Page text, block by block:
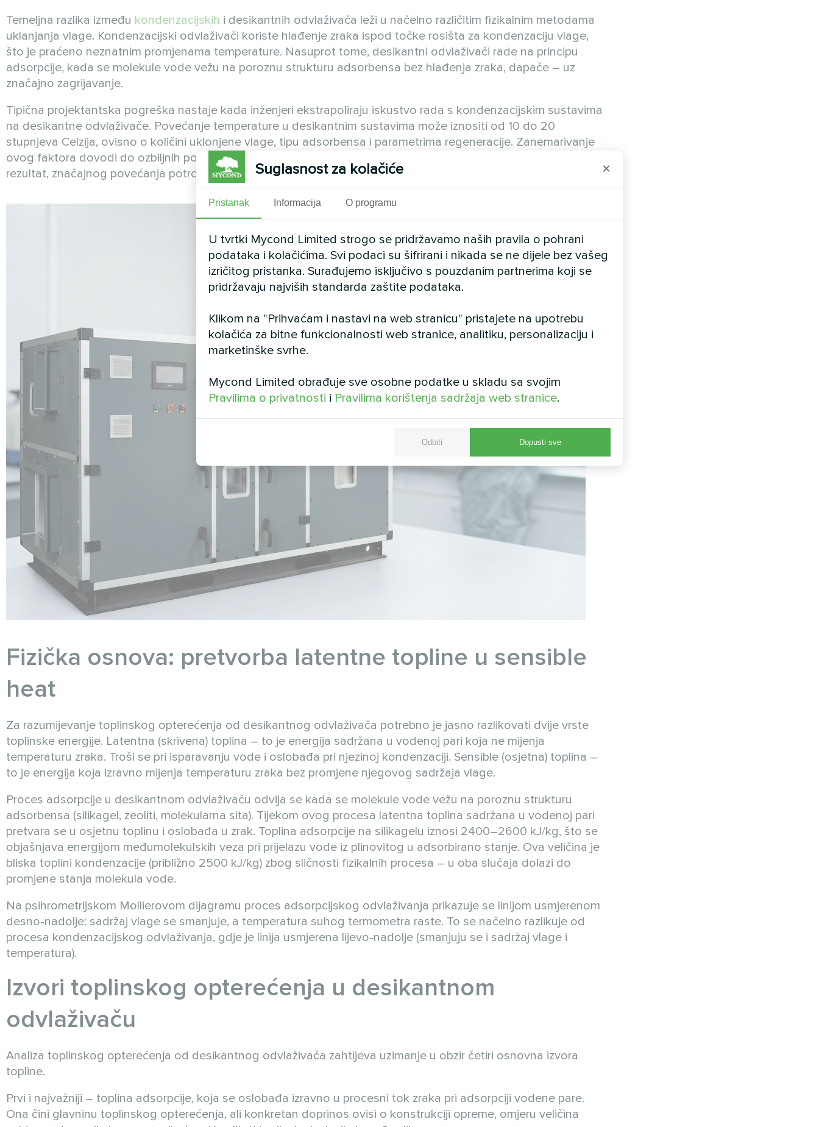
Temeljna razlika između kondenzacijskih i desikantnih odvlaživača leži u načelno različitim fizikalnim metodama
uklanjanja vlage. Kondenzacijski odvlaživači koriste hlađenje zraka ispod točke rosišta za kondenzaciju vlage,
što je praćeno neznatnim promjenama temperature. Nasuprot tome, desikantni odvlaživači rade na principu
adsorpcije, kada se molekule vode vežu na poroznu strukturu adsorbensa bez hlađenja zraka, dapače – uz
značajno zagrijavanje.
Tipična projektantska pogreška nastaje kada inženjeri ekstrapoliraju iskustvo rada s kondenzacijskim sustavima
na desikantne odvlaživače. Povećanje temperature u desikantnim sustavima može iznositi od 10 do 20
stupnjeva Celzija, ovisno o količini uklonjene vlage, tipu adsorbensa i parametrima regeneracije. Zanemarivanje
ovog faktora dovodi do ozbiljnih posljedica: pregrijavanja prostora, nedostatne snage sustava hlađenja i, kao
rezultat, značajnog povećanja potrošnje energije cijelog sustava ventilacije i klimatizacije.
Fizička osnova: pretvorba latentne topline u sensible
heat
Za razumijevanje toplinskog opterećenja od desikantnog odvlaživača potrebno je jasno razlikovati dvije vrste
toplinske energije. Latentna (skrivena) toplina – to je energija sadržana u vodenoj pari koja ne mijenja
temperaturu zraka. Troši se pri isparavanju vode i oslobađa pri njezinoj kondenzaciji. Sensible (osjetna) toplina –
to je energija koja izravno mijenja temperaturu zraka bez promjene njegovog sadržaja vlage.
Proces adsorpcije u desikantnom odvlaživaču odvija se kada se molekule vode vežu na poroznu strukturu
adsorbensa (silikagel, zeoliti, molekularna sita). Tijekom ovog procesa latentna toplina sadržana u vodenoj pari
pretvara se u osjetnu toplinu i oslobađa u zrak. Toplina adsorpcije na silikagelu iznosi 2400–2600 kJ/kg, što se
objašnjava energijom međumolekulskih veza pri prijelazu vode iz plinovitog u adsorbirano stanje. Ova veličina je
bliska toplini kondenzacije (približno 2500 kJ/kg) zbog sličnosti fizikalnih procesa – u oba slučaja dolazi do
promjene stanja molekula vode.
Na psihrometrijskom Mollierovom dijagramu proces adsorpcijskog odvlaživanja prikazuje se linijom usmjerenom
desno-nadolje: sadržaj vlage se smanjuje, a temperatura suhog termometra raste. To se načelno razlikuje od
procesa kondenzacijskog odvlaživanja, gdje je linija usmjerena lijevo-nadolje (smanjuju se i sadržaj vlage i
temperatura).
Izvori toplinskog opterećenja u desikantnom
odvlaživaču
Analiza toplinskog opterećenja od desikantnog odvlaživača zahtijeva uzimanje u obzir četiri osnovna izvora
topline.
Prvi i najvažniji – toplina adsorpcije, koja se oslobađa izravno u procesni tok zraka pri adsorpciji vodene pare.
Ona čini glavninu toplinskog opterećenja, ali konkretan doprinos ovisi o konstrukciji opreme, omjeru veličina
Suglasnost za kolačiće ×
Pristanak Informacija O programu
U tvrtki Mycond Limited strogo se pridržavamo naših pravila o pohrani
podataka i kolačićima. Svi podaci su šifrirani i nikada se ne dijele bez vašeg
izričitog pristanka. Surađujemo isključivo s pouzdanim partnerima koji se
pridržavaju najviših standarda zaštite podataka.
Klikom na "Prihvaćam i nastavi na web stranicu" pristajete na upotrebu
kolačića za bitne funkcionalnosti web stranice, analitiku, personalizaciju i
marketinške svrhe.
Mycond Limited obrađuje sve osobne podatke u skladu sa svojim
Pravilima o privatnosti i Pravilima korištenja sadržaja web stranice.
Odbiti Dopusti sve